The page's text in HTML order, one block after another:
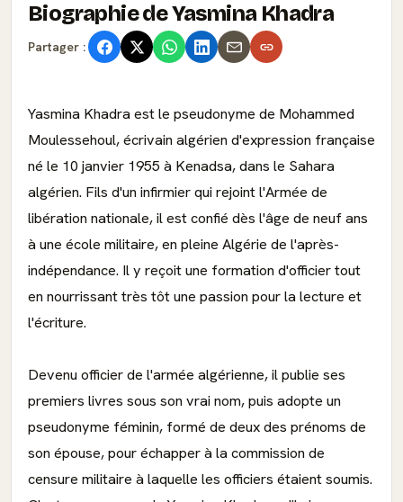
Biographie de Yasmina Khadra
Partager :
Yasmina Khadra est le pseudonyme de Mohammed
Moulessehoul, écrivain algérien d'expression française
né le 10 janvier 1955 à Kenadsa, dans le Sahara
algérien. Fils d'un infirmier qui rejoint l'Armée de
libération nationale, il est confié dès l'âge de neuf ans
à une école militaire, en pleine Algérie de l'après-
indépendance. Il y reçoit une formation d'officier tout
en nourrissant très tôt une passion pour la lecture et
l'écriture.
Devenu officier de l'armée algérienne, il publie ses
premiers livres sous son vrai nom, puis adopte un
pseudonyme féminin, formé de deux des prénoms de
son épouse, pour échapper à la commission de
censure militaire à laquelle les officiers étaient soumis.